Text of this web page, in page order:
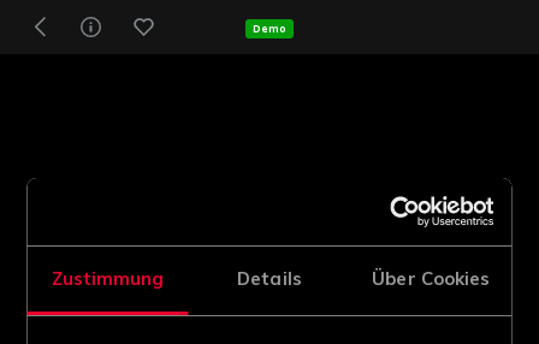
Zustimmung Details Über Cookies
Demo